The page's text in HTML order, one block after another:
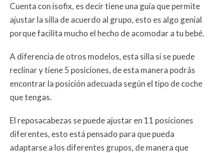
Cuenta con isofix, es decir tiene una guía que permite
ajustar la silla de acuerdo al grupo, esto es algo genial
porque facilita mucho el hecho de acomodar a tu bebé.
A diferencia de otros modelos, esta silla si se puede
reclinar y tiene 5 posiciones, de esta manera podrás
encontrar la posición adecuada según el tipo de coche
que tengas.
El reposacabezas se puede ajustar en 11 posiciones
diferentes, esto está pensado para que pueda
adaptarse a los diferentes grupos, de manera que